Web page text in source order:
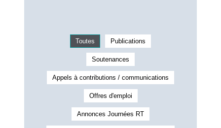
Toutes Publications
Soutenances
Appels à contributions / communications
Offres d'emploi
Annonces Journées RT